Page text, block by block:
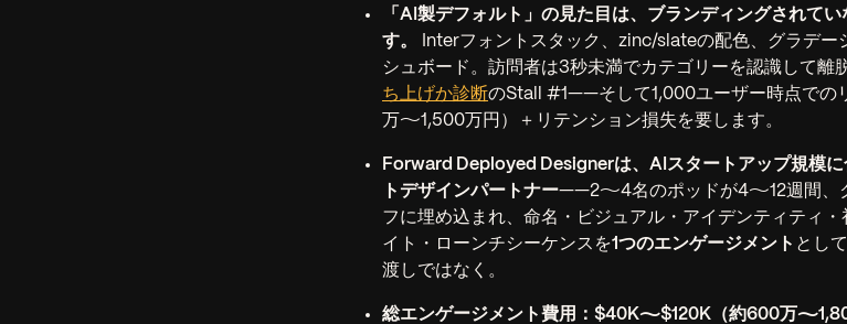
「AI製デフォルト」の見た目は、ブランディングされて
す。
Interフォントスタック、zinc/slateの配色、グラデ
シュボード。訪問者は3秒未満でカテゴリーを認識して離
ち上げか診断のStall #1——そして1,000ユーザー時点での
万〜1,500万円）＋リテンション損失を要します。
Forward Deployed Designerは、AIスタートアップ規模
トデザインパートナー——2〜4名のポッドが4〜12週間、
フに埋め込まれ、命名・ビジュアル・アイデンティティ
イト・ローンチシーケンスを1つのエンゲージメント とし
渡しではなく。
総エンゲージメント費用：$40K〜$120K（約600万〜